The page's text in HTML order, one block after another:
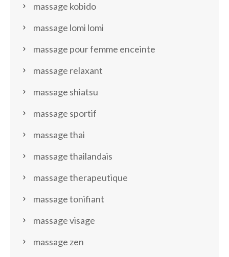
massage kobido
massage lomi lomi
massage pour femme enceinte
massage relaxant
massage shiatsu
massage sportif
massage thai
massage thailandais
massage therapeutique
massage tonifiant
massage visage
massage zen